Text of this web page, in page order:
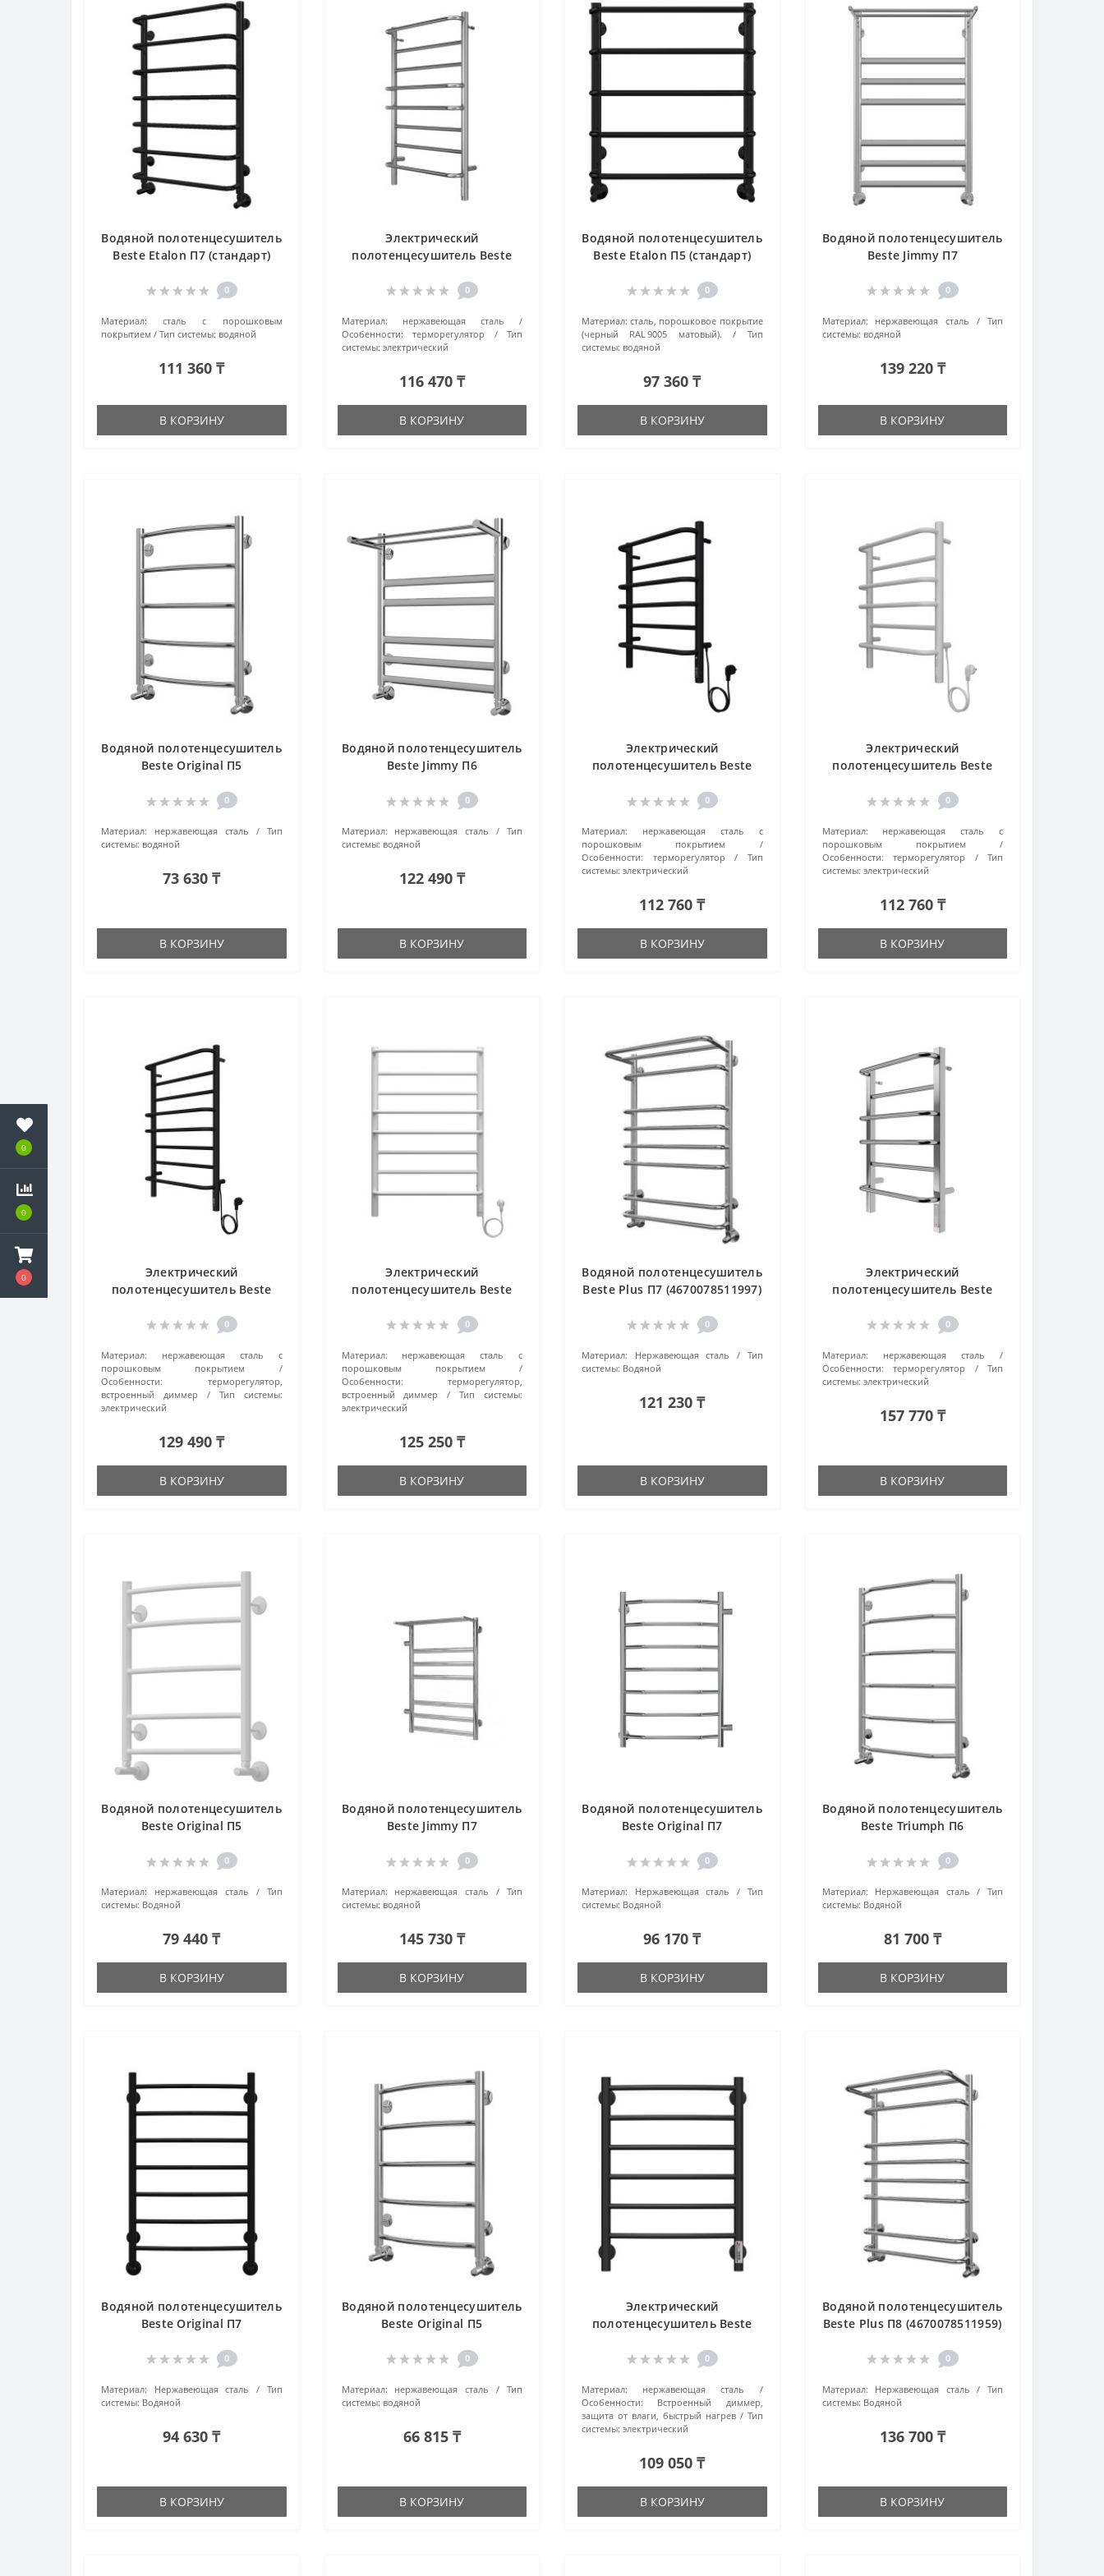
0
0
0
Водяной полотенцесушитель
Beste Etalon П7 (стандарт)
0
Материал:
сталь с порошковым
покрытием
Тип системы: водяной
111 360 ₸
В КОРЗИНУ
Электрический
полотенцесушитель Beste
0
Материал:
нержавеющая сталь
Особенности:
терморегулятор
Тип
системы: электрический
116 470 ₸
В КОРЗИНУ
Водяной полотенцесушитель
Beste Etalon П5 (стандарт)
0
Материал: сталь, порошковое покрытие
(черный RAL 9005 матовый).
Тип
системы: водяной
97 360 ₸
В КОРЗИНУ
Водяной полотенцесушитель
Beste Jimmy П7
0
Материал: нержавеющая сталь
Тип
системы: водяной
139 220 ₸
В КОРЗИНУ
Водяной полотенцесушитель
Beste Original П5
0
Материал: нержавеющая сталь
Тип
системы: водяной
73 630 ₸
В КОРЗИНУ
Водяной полотенцесушитель
Beste Jimmy П6
0
Материал: нержавеющая сталь
Тип
системы: водяной
122 490 ₸
В КОРЗИНУ
Электрический
полотенцесушитель Beste
черный матовый
0
Материал:
нержавеющая сталь с
порошковым покрытием
Особенности:
терморегулятор
Тип
системы: электрический
112 760 ₸
В КОРЗИНУ
Электрический
полотенцесушитель Beste
матовый 0
Материал:
нержавеющая сталь с
порошковым покрытием
Особенности:
терморегулятор
Тип
системы: электрический
112 760 ₸
В КОРЗИНУ
Электрический
полотенцесушитель Beste
черный матовый
0
Материал:
нержавеющая сталь с
порошковым покрытием
Особенности:
терморегулятор,
встроенный диммер
Тип системы:
электрический
129 490 ₸
В КОРЗИНУ
Электрический
полотенцесушитель Beste
матовый 0
Материал:
нержавеющая сталь с
порошковым покрытием
Особенности:
терморегулятор,
встроенный диммер
Тип системы:
электрический
125 250 ₸
В КОРЗИНУ
Водяной полотенцесушитель
Beste Plus П7 (4670078511997)
0
Материал: Нержавеющая сталь
Тип
системы: Водяной
121 230 ₸
В КОРЗИНУ
Электрический
полотенцесушитель Beste
(4670078512147) хром
0
Материал:
нержавеющая сталь
Особенности:
терморегулятор
Тип
системы: электрический
157 770 ₸
В КОРЗИНУ
Водяной полотенцесушитель
Beste Original П5
0
Материал: нержавеющая сталь
Тип
системы: Водяной
79 440 ₸
В КОРЗИНУ
Водяной полотенцесушитель
Beste Jimmy П7
0
Материал: нержавеющая сталь
Тип
системы: водяной
145 730 ₸
В КОРЗИНУ
Водяной полотенцесушитель
Beste Original П7
0
Материал: Нержавеющая сталь
Тип
системы: Водяной
96 170 ₸
В КОРЗИНУ
Водяной полотенцесушитель
Beste Triumph П6
0
Материал: Нержавеющая сталь
Тип
системы: Водяной
81 700 ₸
В КОРЗИНУ
Водяной полотенцесушитель
Beste Original П7
0
Материал: Нержавеющая сталь
Тип
системы: Водяной
94 630 ₸
В КОРЗИНУ
Водяной полотенцесушитель
Beste Original П5
0
Материал: нержавеющая сталь
Тип
системы: водяной
66 815 ₸
В КОРЗИНУ
Электрический
полотенцесушитель Beste
черный
0
Материал:
нержавеющая сталь
Особенности:
Встроенный диммер,
защита от влаги, быстрый нагрев
Тип
системы: электрический
109 050 ₸
В КОРЗИНУ
Водяной полотенцесушитель
Beste Plus П8 (4670078511959)
0
Материал: Нержавеющая сталь
Тип
системы: Водяной
136 700 ₸
В КОРЗИНУ